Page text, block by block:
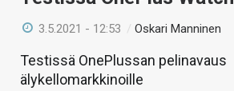
3.5.2021 - 12:53 /Oskari Manninen
Testissä OnePlussan pelinavaus
älykellomarkkinoille